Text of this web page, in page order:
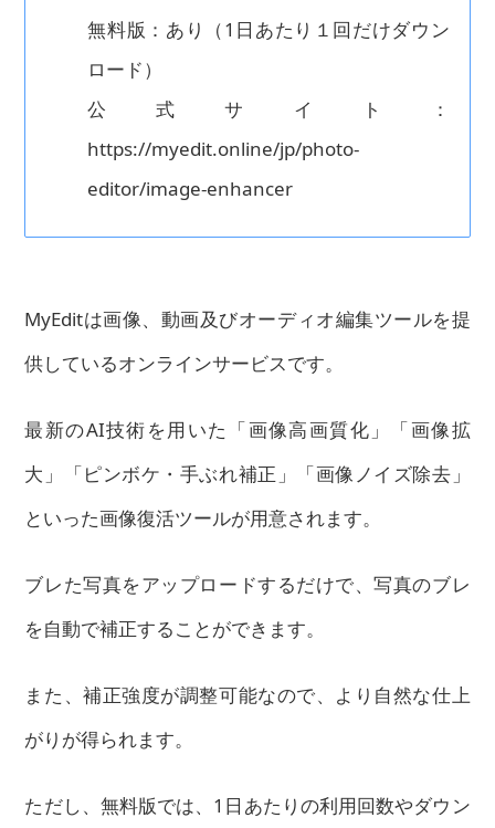
無料版：あり（1日あたり１回だけダウン
ロード）
公式サイト：
https://myedit.online/jp/photo-
editor/image-enhancer
MyEditは画像、動画及びオーディオ編集ツールを提
供しているオンラインサービスです。
最新のAI技術を用いた「画像高画質化」「画像拡
大」「ピンボケ・手ぶれ補正」「画像ノイズ除去」
といった画像復活ツールが用意されます。
ブレた写真をアップロードするだけで、写真のブレ
を自動で補正することができます。
また、補正強度が調整可能なので、より自然な仕上
がりが得られます。
ただし、無料版では、1日あたりの利用回数やダウン